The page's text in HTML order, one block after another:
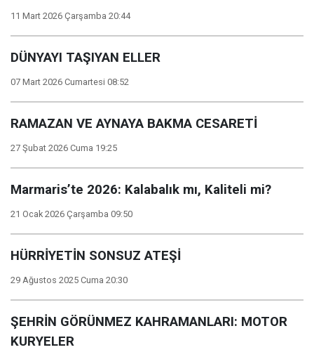
11 Mart 2026 Çarşamba 20:44
DÜNYAYI TAŞIYAN ELLER
07 Mart 2026 Cumartesi 08:52
RAMAZAN VE AYNAYA BAKMA CESARETİ
27 Şubat 2026 Cuma 19:25
Marmaris’te 2026: Kalabalık mı, Kaliteli mi?
21 Ocak 2026 Çarşamba 09:50
HÜRRİYETİN SONSUZ ATEŞİ
29 Ağustos 2025 Cuma 20:30
ŞEHRİN GÖRÜNMEZ KAHRAMANLARI: MOTOR
KURYELER